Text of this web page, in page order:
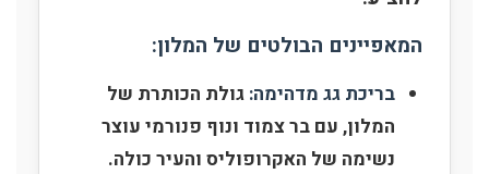
המאפיינים הבולטים של המלון:
בריכת גג מדהימה: גולת הכותרת של
המלון, עם בר צמוד ונוף פנורמי עוצר
נשימה של האקרופוליס והעיר כולה.